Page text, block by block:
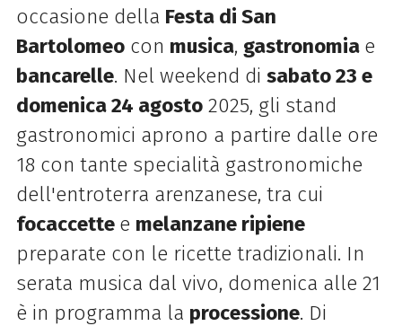
occasione della Festa di San
Bartolomeocon musica, gastronomia e
bancarelle. Nel weekend di sabato 23 e
domenica 24 agosto2025, gli stand
gastronomici aprono a partire dalle ore
18 con tante specialità gastronomiche
dell'entroterra arenzanese, tra cui
focaccette e melanzane ripiene
preparate con le ricette tradizionali. In
serata musica dal vivo, domenica alle 21
è in programma la processione. Di